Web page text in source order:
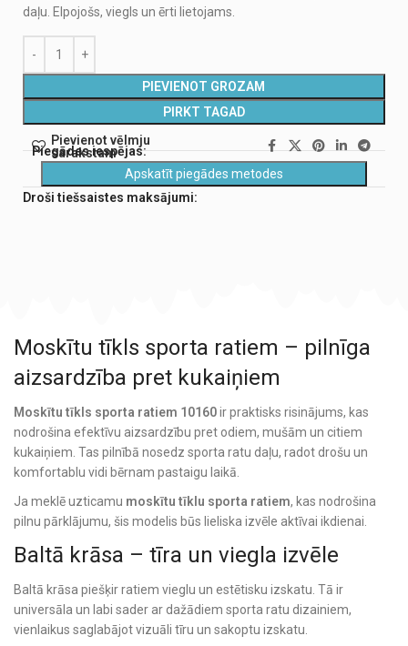
daļu. Elpojošs, viegls un ērti lietojams.
PIEVIENOT GROZAM
PIRKT TAGAD
Pievienot vēlmju
sarakstam
Piegādes iespējas:
Apskatīt piegādes metodes
Droši tiešsaistes maksājumi:
Moskītu tīkls sporta ratiem – pilnīga
aizsardzība pret kukaiņiem
Moskītu tīkls sporta ratiem 10160ir praktisks risinājums, kas
nodrošina efektīvu aizsardzību pret odiem, mušām un citiem
kukaiņiem. Tas pilnībā nosedz sporta ratu daļu, radot drošu un
komfortablu vidi bērnam pastaigu laikā.
Ja meklē uzticamu moskītu tīklu sporta ratiem, kas nodrošina
pilnu pārklājumu, šis modelis būs lieliska izvēle aktīvai ikdienai.
Baltā krāsa – tīra un viegla izvēle
Baltā krāsa piešķir ratiem vieglu un estētisku izskatu. Tā ir
universāla un labi sader ar dažādiem sporta ratu dizainiem,
vienlaikus saglabājot vizuāli tīru un sakoptu izskatu.